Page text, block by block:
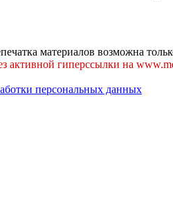
материалов возможна
активной гиперссылки на
персональных данных